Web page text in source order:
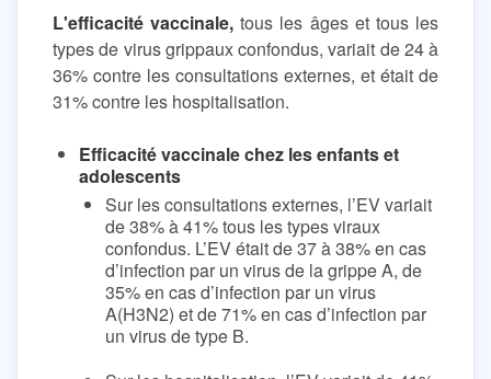
L'efficacité vaccinale, tous les âges et tous les
types de virus grippaux confondus, variait de 24 à
36% contre les consultations externes, et était de
31% contre les hospitalisation.
Efficacité vaccinale chez les enfants et
adolescents
Sur les consultations externes, l’EV variait
de 38% à 41% tous les types viraux
confondus. L’EV était de 37 à 38% en cas
d’infection par un virus de la grippe A, de
35% en cas d’infection par un virus
A(H3N2) et de 71% en cas d’infection par
un virus de type B.